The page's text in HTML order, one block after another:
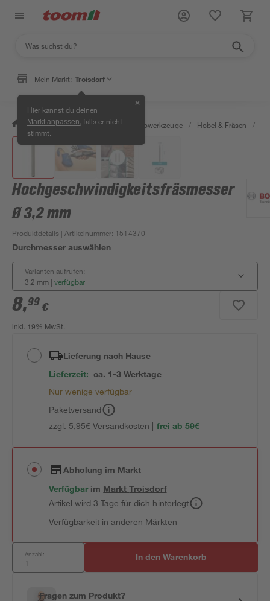
Mein Markt: Troisdorf
Hier kannst du deinen
Markt anpassen , falls er nicht
stimmt.
✕
/ Werkstatt & Maschinen / Elektrowerkzeuge / Hobel & Fräsen /
Hochgeschwindigkeitsfräsmesser
Ø 3,2 mm
Produktdetails | Artikelnummer: 1514370
Durchmesser auswählen
Varianten aufrufen:
3,2 mm | verfügbar
8,99 €
inkl. 19% MwSt.
Lieferung nach Hause
Lieferzeit: ca. 1-3 Werktage
Nur wenige verfügbar
Paketversand
zzgl. 5,95€ Versandkosten | frei ab 59€
Abholung im Markt
Verfügbar im MarktTroisdorf
Artikel wird 3 Tage für dich hinterlegt
Verfügbarkeit in anderen Märkten
Anzahl: In den Warenkorb
Fragen zum Produkt?